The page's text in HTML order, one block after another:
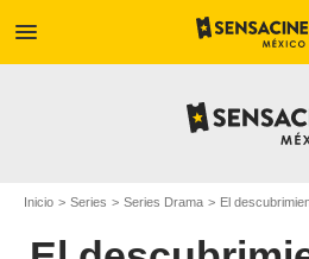
menu
Inicio Series Series Drama El